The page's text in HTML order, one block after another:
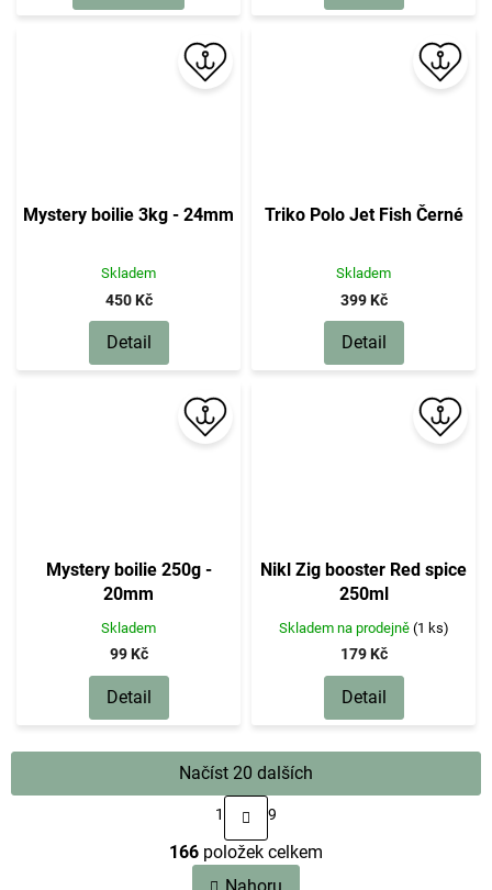
Mystery boilie 3kg - 24mm
Skladem
450 Kč
Detail
Triko Polo Jet Fish Černé
Skladem
399 Kč
Detail
Mystery boilie 250g -
20mm
Skladem
99 Kč
Detail
Nikl Zig booster Red spice
250ml
Skladem na prodejně (1 ks)
179 Kč
Detail
O
v
l
Načíst 20 dalších
S
t
r
á
n
1 9
166 položek celkem